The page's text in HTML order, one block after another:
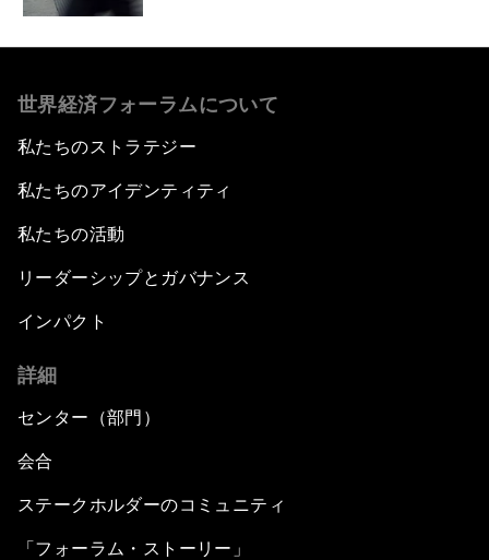
世界経済フォーラムについて
私たちのストラテジー
私たちのアイデンティティ
私たちの活動
リーダーシップとガバナンス
インパクト
詳細
センター（部門）
会合
ステークホルダーのコミュニティ
「フォーラム・ストーリー」